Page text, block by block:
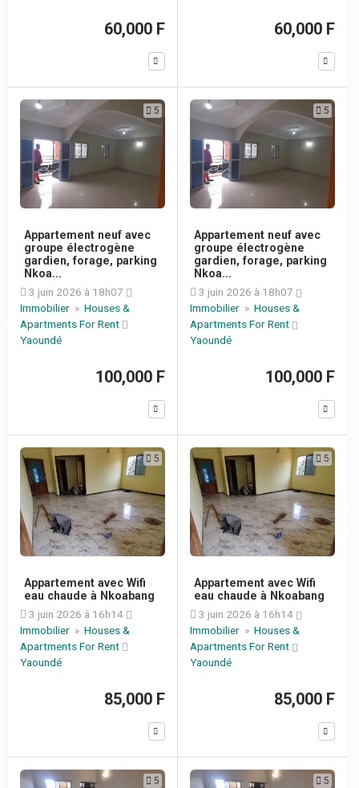
60,000 F 60,000 F
5
Appartement neuf avec
groupe électrogène
gardien, forage, parking
Nkoa...
3 juin 2026 à 18h07
Immobilier » Houses &
Apartments For Rent
Yaoundé
100,000 F
5
Appartement neuf avec
groupe électrogène
gardien, forage, parking
Nkoa...
3 juin 2026 à 18h07
Immobilier » Houses &
Apartments For Rent
Yaoundé
100,000 F
5
Appartement avec Wifi
eau chaude à Nkoabang
3 juin 2026 à 16h14
Immobilier » Houses &
Apartments For Rent
Yaoundé
85,000 F
5
Appartement avec Wifi
eau chaude à Nkoabang
3 juin 2026 à 16h14
Immobilier » Houses &
Apartments For Rent
Yaoundé
85,000 F
5 5